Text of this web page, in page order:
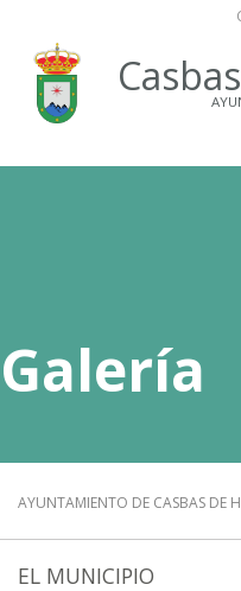
Galería
AYUNTAMIENTO DE CASBAS DE
EL MUNICIPIO